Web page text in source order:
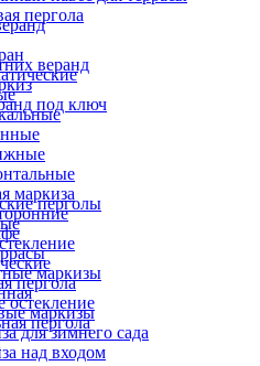
пергола
маркиза
маркизы
маркизы
для зимнего сада
над входом
веранд
под ключ
перголы
пергола
остекление
пергола